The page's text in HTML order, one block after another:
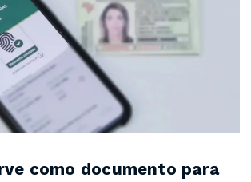
como documento para